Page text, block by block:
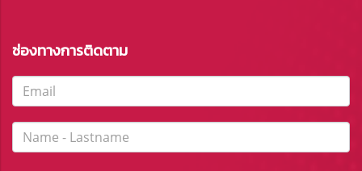
ช่องทางการติดตาม